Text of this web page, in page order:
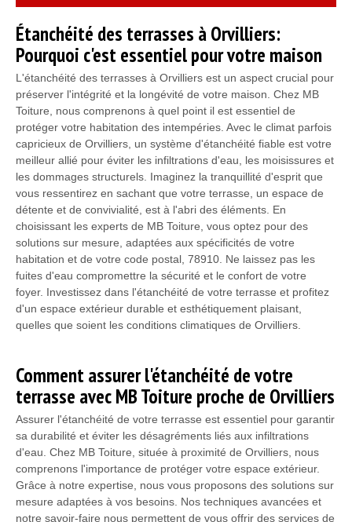
Étanchéité des terrasses à Orvilliers:
Pourquoi c'est essentiel pour votre maison
L'étanchéité des terrasses à Orvilliers est un aspect crucial pour
préserver l'intégrité et la longévité de votre maison. Chez MB
Toiture, nous comprenons à quel point il est essentiel de
protéger votre habitation des intempéries. Avec le climat parfois
capricieux de Orvilliers, un système d'étanchéité fiable est votre
meilleur allié pour éviter les infiltrations d'eau, les moisissures et
les dommages structurels. Imaginez la tranquillité d'esprit que
vous ressentirez en sachant que votre terrasse, un espace de
détente et de convivialité, est à l'abri des éléments. En
choisissant les experts de MB Toiture, vous optez pour des
solutions sur mesure, adaptées aux spécificités de votre
habitation et de votre code postal, 78910. Ne laissez pas les
fuites d'eau compromettre la sécurité et le confort de votre
foyer. Investissez dans l'étanchéité de votre terrasse et profitez
d'un espace extérieur durable et esthétiquement plaisant,
quelles que soient les conditions climatiques de Orvilliers.
Comment assurer l'étanchéité de votre
terrasse avec MB Toiture proche de Orvilliers
Assurer l'étanchéité de votre terrasse est essentiel pour garantir
sa durabilité et éviter les désagréments liés aux infiltrations
d'eau. Chez MB Toiture, située à proximité de Orvilliers, nous
comprenons l'importance de protéger votre espace extérieur.
Grâce à notre expertise, nous vous proposons des solutions sur
mesure adaptées à vos besoins. Nos techniques avancées et
notre savoir-faire nous permettent de vous offrir des services de